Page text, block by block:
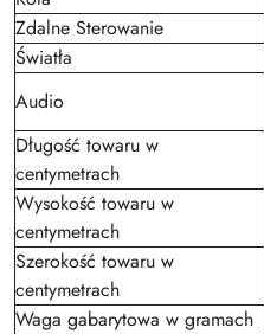
Zdalne Sterowanie
Światła
Audio
Długość towaru w
centymetrach
Wysokość towaru w
centymetrach
Szerokość towaru w
centymetrach
Waga gabarytowa w gramach